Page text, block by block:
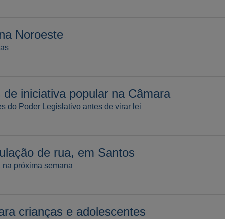
Noroeste
iniciativa popular na Câmara
do Poder Legislativo antes de virar lei
de rua, em Santos
próxima semana
crianças e adolescentes